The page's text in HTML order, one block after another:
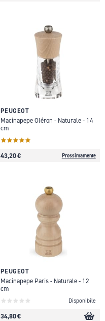
PEUGEOT
Macinapepe Oléron - Naturale - 14
cm
43,20 € Prossimamente
PEUGEOT
Macinapepe Paris - Naturale - 12
cm
Disponibile
34,80 €